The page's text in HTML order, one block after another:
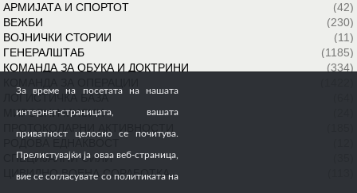
АРМИЈАТА И СПОРТОТ
(42)
ВЕЖБИ
(230)
ВОЈНИЧКИ СТОРИИ
(11)
ГЕНЕРАЛШТАБ
(1185)
КОМАНДА ЗА ОБУКА И ДОКТРИНИ
(334)
ЛОГИСТИЧКА БАЗА
МИРОВНИ МИСИИ
СПЕЦИЈАЛНИ СИЛИ
ЦИВИЛНО ВОЕНА СОРАБОТКА
За време на посетата на нашата
интернет-страницата, вашата
приватност целосно се почитува.
Прелистувајќи ја оваа веб-страница,
вие се согласувате со политиката на